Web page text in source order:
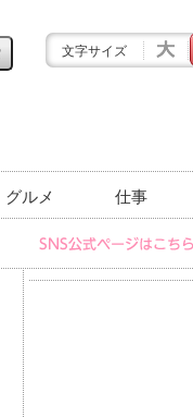
文字サイズ
グルメ 仕事